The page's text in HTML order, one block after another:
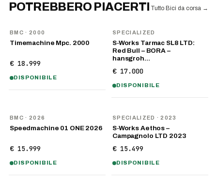
POTREBBERO PIACERTI Tutto Bici da corsa →
BMC · 2000
Timemachine Mpc. 2000
€ 18.999
DISPONIBILE
SPECIALIZED
S-Works Tarmac SL8 LTD:
Red Bull – BORA –
hansgroh…
€ 17.000
DISPONIBILE
BMC · 2026
Speedmachine 01 ONE 2026
€ 15.999
DISPONIBILE
SPECIALIZED · 2023
S-Works Aethos –
Campagnolo LTD 2023
€ 15.499
DISPONIBILE